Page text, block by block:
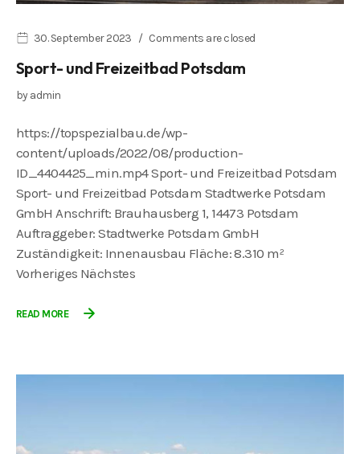
30. September 2023 Comments are closed
Sport- und Freizeitbad Potsdam
byadmin
https://topspezialbau.de/wp-
content/uploads/2022/08/production-
ID_4404425_min.mp4 Sport- und Freizeitbad Potsdam
Sport- und Freizeitbad Potsdam Stadtwerke Potsdam
GmbH Anschrift: Brauhausberg 1, 14473 Potsdam
Auftraggeber: Stadtwerke Potsdam GmbH
Zuständigkeit: Innenausbau Fläche: 8.310 m²
Vorheriges Nächstes
READ MORE